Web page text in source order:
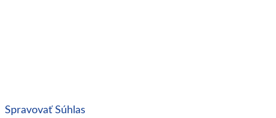
Spravovať Súhlas